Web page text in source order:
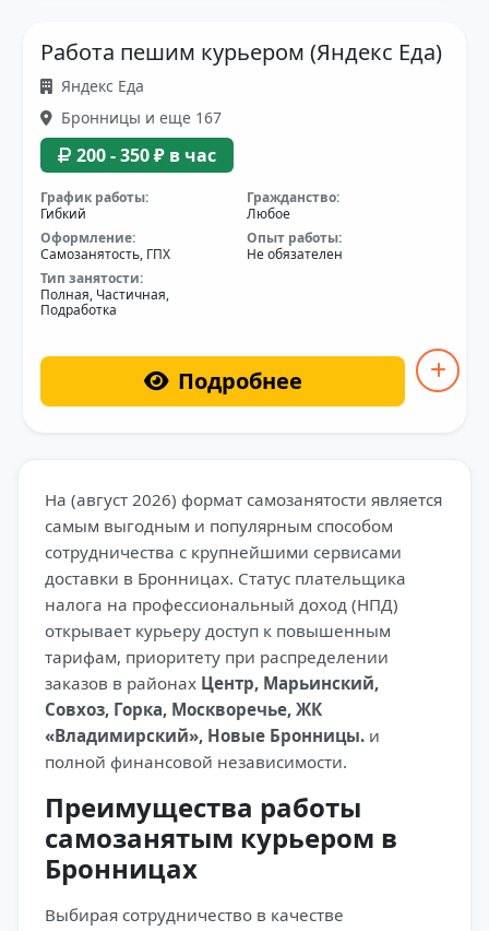
Работа пешим курьером (Яндекс Еда)
Яндекс Еда
Бронницы и еще 167
200 - 350 ₽ в час
График работы:
Гибкий
Гражданство:
Любое
Оформление:
Самозанятость, ГПХ
Опыт работы:
Не обязателен
Тип занятости:
Полная, Частичная,
Подработка
Подробнее
На (август 2026) формат самозанятости является
самым выгодным и популярным способом
сотрудничества с крупнейшими сервисами
доставки в Бронницах. Статус плательщика
налога на профессиональный доход (НПД)
открывает курьеру доступ к повышенным
тарифам, приоритету при распределении
заказов в районах Центр, Марьинский,
Совхоз, Горка, Москворечье, ЖК
«Владимирский», Новые Бронницы. и
полной финансовой независимости.
Преимущества работы
самозанятым курьером в
Бронницах
Выбирая сотрудничество в качестве